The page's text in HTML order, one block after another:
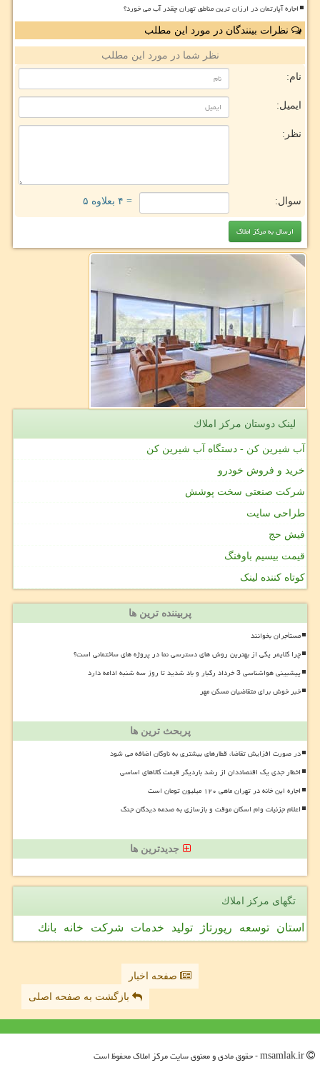
اجاره آپارتمان در ارزان ترین مناطق تهران چقدر آب می خورد؟
نظرات بینندگان در مورد این مطلب
نظر شما در مورد این مطلب
نام:
ایمیل:
نظر:
سوال: = ۴ بعلاوه ۵
لینک دوستان مركز املاك
آب شیرین کن - دستگاه آب شیرین کن
خرید و فروش خودرو
شرکت صنعتی سخت پوشش
طراحی سایت
فیش حج
قیمت بیسیم باوفنگ
کوتاه کننده لینک
پربیننده ترین ها
مستأجران بخوانند
چرا کلایمر یکی از بهترین روش های دسترسی نما در پروژه های ساختمانی است؟
پیشبینی هواشناسی 3 خرداد رگبار و باد شدید تا روز سه شنبه ادامه دارد
خبر خوش برای متقاضیان مسکن مهر
پربحث ترین ها
در صورت افزایش تقاضا، قطارهای بیشتری به ناوگان اضافه می شود
اخطار جدی یک اقتصاددان از رشد باردیگر قیمت کالاهای اساسی
اجاره این خانه در تهران ماهی ۱۲۰ میلیون تومان است
اعلام جزئیات وام اسکان موقت و بازسازی به صدمه دیدگان جنگ
جدیدترین ها
تگهای مركز املاك
استان توسعه رپورتاژ تولید خدمات شركت خانه بانك
صفحه اخبار
بازگشت به صفحه اصلی